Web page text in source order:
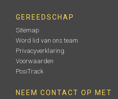
GEREEDSCHAP
Sitemap
Word lid van ons team
Privacyverklaring
Voorwaarden
PosiTrack
NEEM CONTACT OP MET